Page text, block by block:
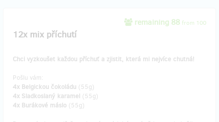
remaining 88 from 100
12x mix příchutí
Chci vyzkoušet každou příchuť a zjistit, která mi nejvíce chutná!
Pošlu vám:
4x Belgickou čokoládu (55g)
4x Sladkoslaný karamel (55g)
4x Burákové máslo (55g)